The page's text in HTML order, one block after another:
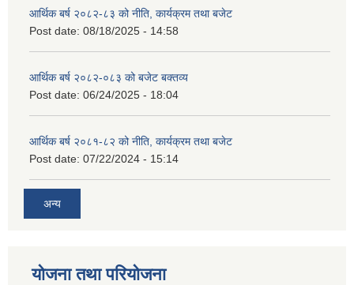
आर्थिक बर्ष २०८२-८३ को नीति, कार्यक्रम तथा बजेट
Post date: 08/18/2025 - 14:58
आर्थिक बर्ष २०८२-०८३ को बजेट बक्तव्य
Post date: 06/24/2025 - 18:04
आर्थिक बर्ष २०८१-८२ को नीति, कार्यक्रम तथा बजेट
Post date: 07/22/2024 - 15:14
अन्य
योजना तथा परियोजना